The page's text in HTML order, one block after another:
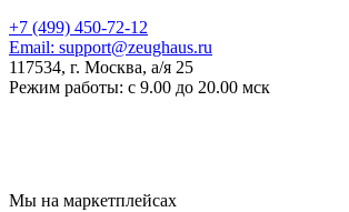
+7 (499) 450-72-12
Email: support@zeughaus.ru
117534, г. Москва, а/я 25
Режим работы: с 9.00 до 20.00 мск
Мы на маркетплейсах